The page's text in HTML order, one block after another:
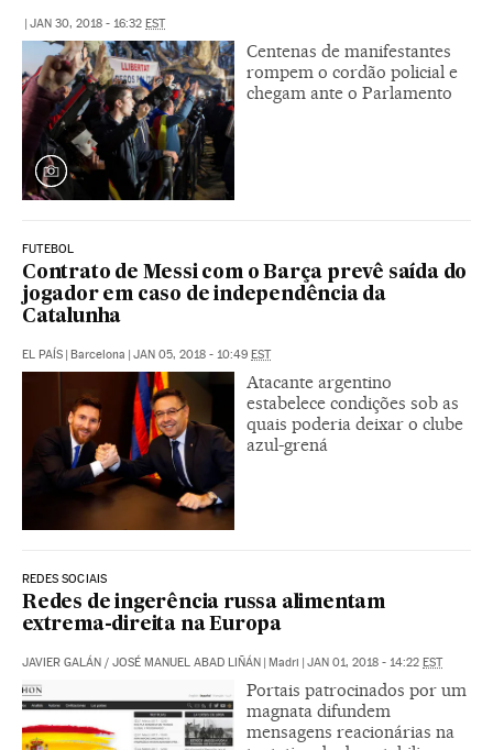
| JAN 30, 2018 - 16:32 EST
Centenas de manifestantes
rompem o cordão policial e
chegam ante o Parlamento
FUTEBOL
Contrato de Messi com o Barça prevê saída do
jogador em caso de independência da
Catalunha
EL PAÍS | Barcelona | JAN 05, 2018 - 10:49 EST
Atacante argentino
estabelece condições sob as
quais poderia deixar o clube
azul-grená
REDES SOCIAIS
Redes de ingerência russa alimentam
extrema-direita na Europa
JAVIER GALÁN / JOSÉ MANUEL ABAD LIÑÁN Madri JAN 01, 2018 - 14:22 EST
Portais patrocinados por um
magnata difundem
mensagens reacionárias na